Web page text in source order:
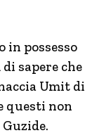
in possesso
sapere che
Umit di
questi non